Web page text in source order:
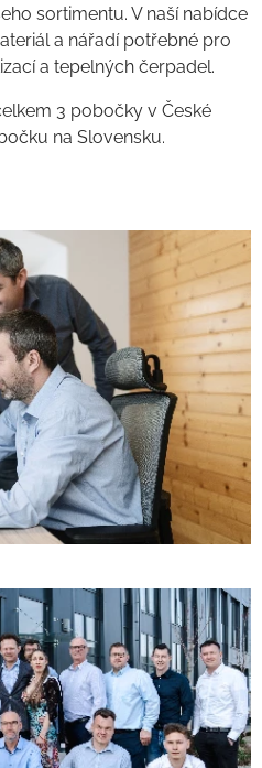
sortimentu. V naší nabídce
a nářadí potřebné pro
a tepelných čerpadel.
3 pobočky v České
na Slovensku.